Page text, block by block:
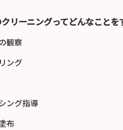
リーニングってどんなことを
観察
ング
ング指導
布